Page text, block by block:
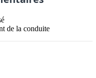
de la conduite